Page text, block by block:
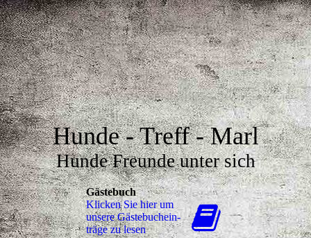
Hunde - Treff - Marl
Hunde Freunde unter sich
Gästebuch
Klicken Sie hier um
unsere Gäs­te­buch­ein­
trä­ge zu lesen